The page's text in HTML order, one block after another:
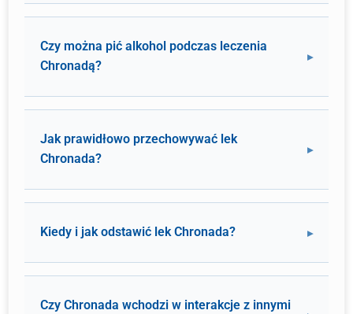
Czy można pić alkohol podczas leczenia
Chronadą?
Jak prawidłowo przechowywać lek
Chronada?
Kiedy i jak odstawić lek Chronada?
Czy Chronada wchodzi w interakcje z innymi